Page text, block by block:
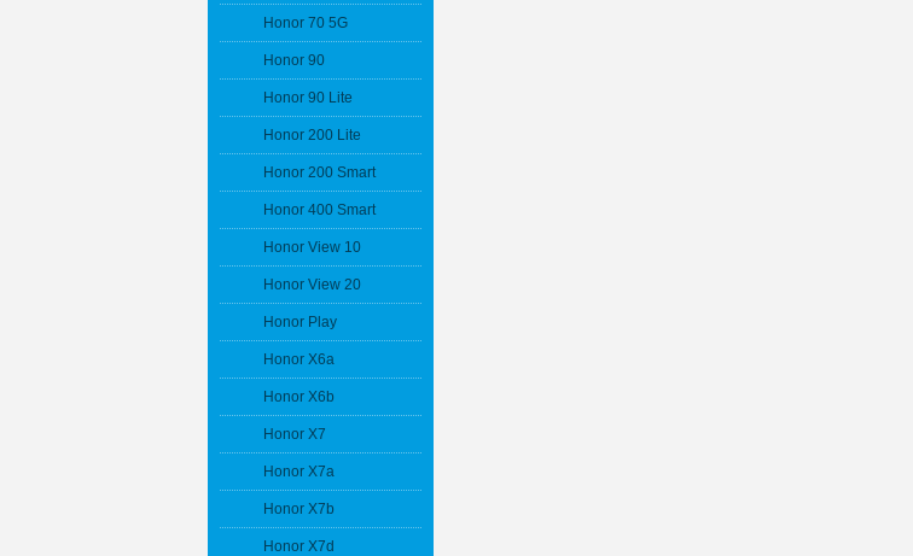
Honor 70 5G
Honor 90
Honor 90 Lite
Honor 200 Lite
Honor 200 Smart
Honor 400 Smart
Honor View 10
Honor View 20
Honor Play
Honor X6a
Honor X6b
Honor X7
Honor X7a
Honor X7b
Honor X7d